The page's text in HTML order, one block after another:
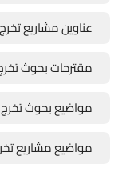
عناوين مشاريع
مقترحات بحوث
مواضيع بحوث
مواضيع مشاريع